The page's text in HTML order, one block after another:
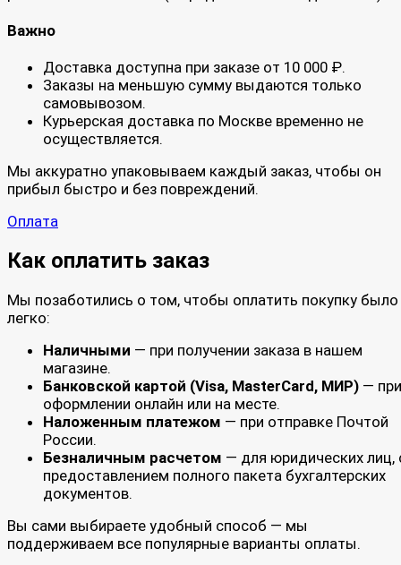
Важно
Доставка доступна при заказе от 10 000 ₽.
Заказы на меньшую сумму выдаются только
самовывозом.
Курьерская доставка по Москве временно не
осуществляется.
Мы аккуратно упаковываем каждый заказ, чтобы он
прибыл быстро и без повреждений.
Оплата
Как оплатить заказ
Мы позаботились о том, чтобы оплатить покупку было
легко:
Наличными — при получении заказа в нашем
магазине.
Банковской картой (Visa, MasterCard, МИР) — при
оформлении онлайн или на месте.
Наложенным платежом — при отправке Почтой
России.
Безналичным расчетом — для юридических лиц,
предоставлением полного пакета бухгалтерских
документов.
Вы сами выбираете удобный способ — мы
поддерживаем все популярные варианты оплаты.